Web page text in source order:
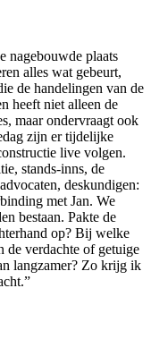
nagebouwde plaats
alles wat gebeurt,
de handelingen van de
heeft niet alleen de
maar ondervraagt ook
zijn er tijdelijke
live volgen.
stands-inns, de
deskundigen:
met Jan. We
bestaan. Pakte de
op? Bij welke
de verdachte of getuige
langzamer? Zo krijg ik